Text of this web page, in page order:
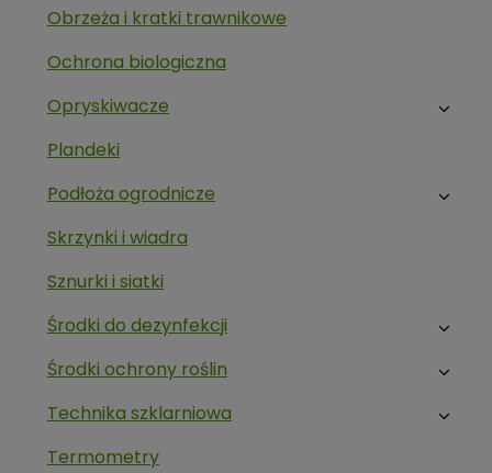
Obrzeża i kratki trawnikowe
Ochrona biologiczna
Opryskiwacze
Plandeki
Podłoża ogrodnicze
Skrzynki i wiadra
Sznurki i siatki
Środki do dezynfekcji
Środki ochrony roślin
Technika szklarniowa
Termometry